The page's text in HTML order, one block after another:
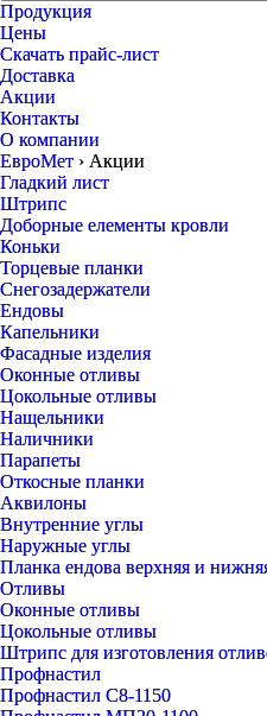
Продукция
Цены
Скачать прайс-лист
Доставка
Акции
Контакты
О компании
ЕвроМет › Акции
Гладкий лист
Штрипс
Доборные елементы кровли
Коньки
Торцевые планки
Снегозадержатели
Ендовы
Капельники
Фасадные изделия
Оконные отливы
Цокольные отливы
Нащельники
Наличники
Парапеты
Откосные планки
Аквилоны
Внутренние углы
Наружные углы
Планка ендова верхняя и
Отливы
Оконные отливы
Цокольные отливы
Штрипс для изготовления
Профнастил
Профнастил С8-1150